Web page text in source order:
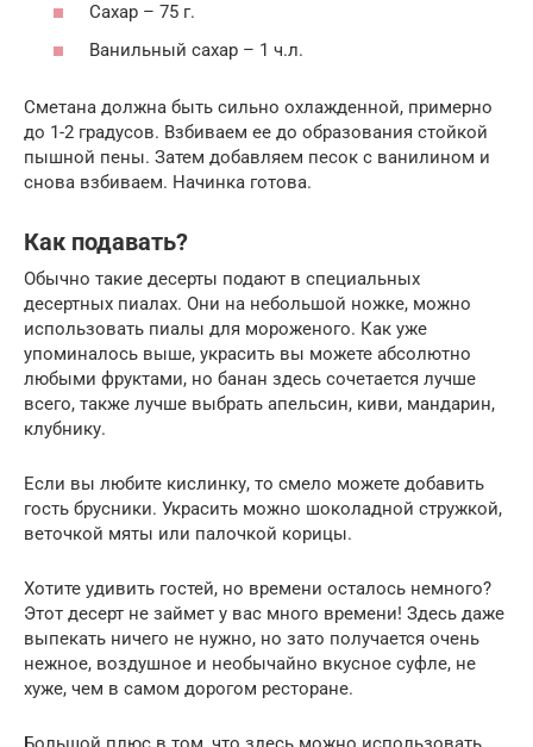
Сахар – 75 г.
Ванильный сахар – 1 ч.л.
Сметана должна быть сильно охлажденной, примерно
до 1-2 градусов. Взбиваем ее до образования стойкой
пышной пены. Затем добавляем песок с ванилином и
снова взбиваем. Начинка готова.
Как подавать?
Обычно такие десерты подают в специальных
десертных пиалах. Они на небольшой ножке, можно
использовать пиалы для мороженого. Как уже
упоминалось выше, украсить вы можете абсолютно
любыми фруктами, но банан здесь сочетается лучше
всего, также лучше выбрать апельсин, киви, мандарин,
клубнику.
Если вы любите кислинку, то смело можете добавить
гость брусники. Украсить можно шоколадной стружкой,
веточкой мяты или палочкой корицы.
Хотите удивить гостей, но времени осталось немного?
Этот десерт не займет у вас много времени! Здесь даже
выпекать ничего не нужно, но зато получается очень
нежное, воздушное и необычайно вкусное суфле, не
хуже, чем в самом дорогом ресторане.